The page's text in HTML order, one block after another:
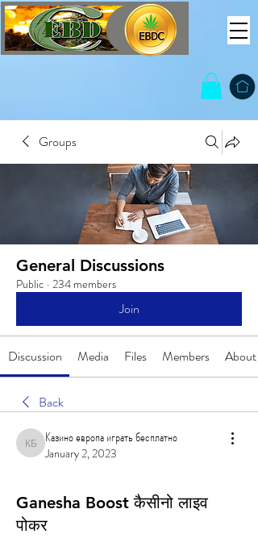
Groups
General Discussions
Public · 234 members
Join
Discussion Media Files Members About
Back
Казино европа играть бесплатно
Казино европа играть бесплатно
January 2, 2023
Ganesha Boost कैसीनो लाइव
पोकर